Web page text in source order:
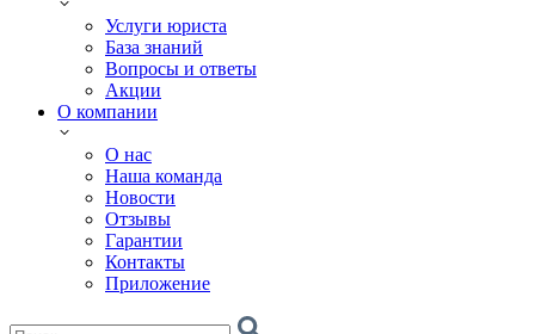
Услуги юриста
База знаний
Вопросы и ответы
Акции
О компании
О нас
Наша команда
Новости
Отзывы
Гарантии
Контакты
Приложение